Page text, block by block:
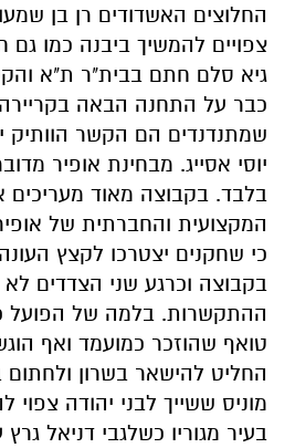
החלוצים האשדודים רן בן
צפויים להמשיך ביבנה כמו גם
גיא סלם חתם בבית"ר ת"א
כבר על התחנה הבאה
שמתנדנדים הם הקשר הוותיק
יוסי אסייג. מבחינת אופיר
בלבד. בקבוצה מאוד
המקצועית והחברתית של
כי שחקנים יצטרכו לקצץ
בקבוצה וכרגע שני הצדדים
ההתקשרות. בלמה של הפועל
טואף שהוזכר כמועמד ואף
החליט להישאר בשרון
מוניס ששייך לבני יהודה צפוי
בעיר מגוריו כשלגבי דניאל